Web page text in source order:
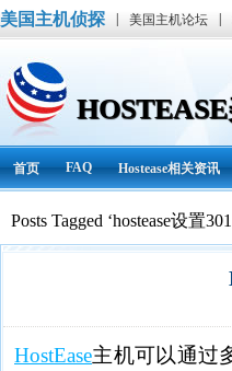
美国主机侦探 美国主机论坛
首页 FAQ Hostease相关资讯
Posts Tagged ‘hostease设置
HostEase主机可以通过